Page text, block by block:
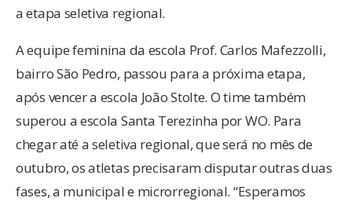
a etapa seletiva regional.
A equipe feminina da escola Prof. Carlos Mafezzolli,
bairro São Pedro, passou para a próxima etapa,
após vencer a escola João Stolte. O time também
superou a escola Santa Terezinha por WO. Para
chegar até a seletiva regional, que será no mês de
outubro, os atletas precisaram disputar outras duas
fases, a municipal e microrregional. “Esperamos